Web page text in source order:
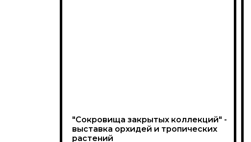
"Сокровища закрытых коллекций" -
выставка орхидей и тропических
растений